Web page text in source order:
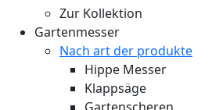
Zur Kollektion
Gartenmesser
Nach art der produkte
Hippe Messer
Klappsäge